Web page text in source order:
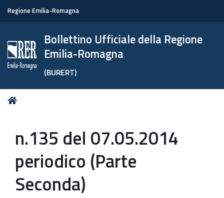
Regione Emilia-Romagna
Bollettino Ufficiale della Regione
Emilia-Romagna
(BURERT)
Tu
n.135 del 07.05.2014
periodico (Parte
Seconda)